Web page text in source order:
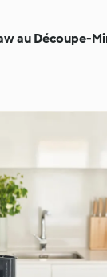
au Découpe-